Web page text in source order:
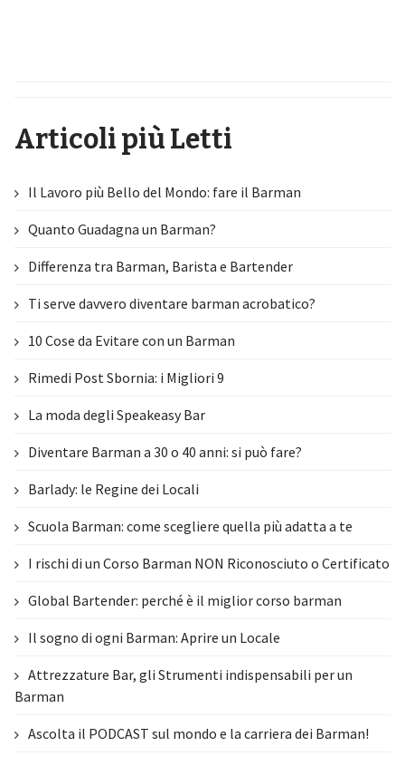
Articoli più Letti
Il Lavoro più Bello del Mondo: fare il Barman
Quanto Guadagna un Barman?
Differenza tra Barman, Barista e Bartender
Ti serve davvero diventare barman acrobatico?
10 Cose da Evitare con un Barman
Rimedi Post Sbornia: i Migliori 9
La moda degli Speakeasy Bar
Diventare Barman a 30 o 40 anni: si può fare?
Barlady: le Regine dei Locali
Scuola Barman: come scegliere quella più adatta a te
I rischi di un Corso Barman NON Riconosciuto o Certificato
Global Bartender: perché è il miglior corso barman
Il sogno di ogni Barman: Aprire un Locale
Attrezzature Bar, gli Strumenti indispensabili per un
Barman
Ascolta il PODCAST sul mondo e la carriera dei Barman!